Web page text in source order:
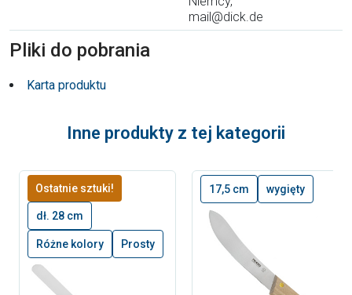
mail@dick.de
Pliki do pobrania
Karta produktu
Inne produkty z tej kategorii
Ostatnie sztuki!
dł. 28 cm
Różne kolory Prosty
17,5 cm wygięty